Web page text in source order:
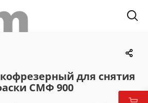
для снятия
СМФ 900